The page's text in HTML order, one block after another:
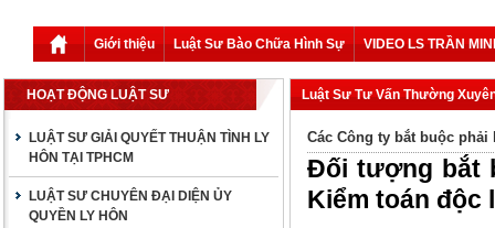
Giới thiệu Luật Sư Bào Chữa Hình Sự VIDEO LS TRẦN
HOẠT ĐỘNG LUẬT SƯ
LUẬT SƯ GIẢI QUYẾT THUẬN TÌNH LY
HÔN TẠI TPHCM
LUẬT SƯ CHUYÊN ĐẠI DIỆN ỦY
QUYỀN LY HÔN
Luật Sư Tư Vấn Thường
Các Công ty bắt buộc
Đối tượng bắt
Kiểm toán độc